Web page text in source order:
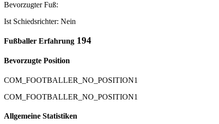
Bevorzugter Fuß:
Ist Schiedsrichter: Nein
Fußballer Erfahrung 194
Bevorzugte Position
COM_FOOTBALLER_NO_POSITION1
COM_FOOTBALLER_NO_POSITION1
Allgemeine Statistiken